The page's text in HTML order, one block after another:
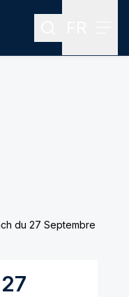
Rechercher
du 27 Septembre